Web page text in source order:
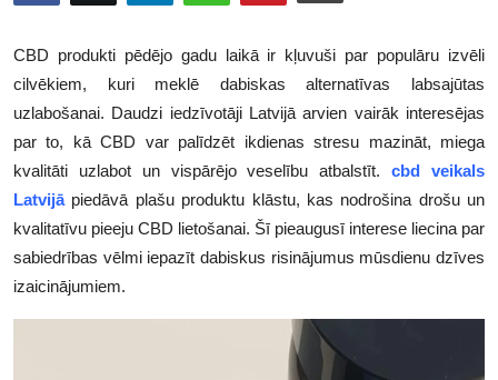
Health
Submit Press Release
Guest Posting
Crypto
CBD produkti pēdējo gadu laikā ir kļuvuši par populāru izvēli
cilvēkiem, kuri meklē dabiskas alternatīvas labsajūtas
uzlabošanai. Daudzi iedzīvotāji Latvijā arvien vairāk interesējas
par to, kā CBD var palīdzēt ikdienas stresu mazināt, miega
kvalitāti uzlabot un vispārējo veselību atbalstīt.cbd veikals
Latvijā piedāvā plašu produktu klāstu, kas nodrošina drošu un
kvalitatīvu pieeju CBD lietošanai. Šī pieaugusī interese liecina par
sabiedrības vēlmi iepazīt dabiskus risinājumus mūsdienu dzīves
izaicinājumiem.